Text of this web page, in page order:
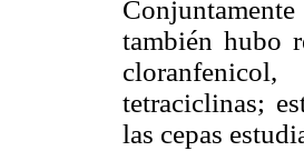
también hubo
tetraciclinas;
las cepas